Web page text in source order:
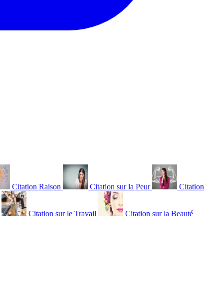
Citation Raison Citation sur la Peur Citation
Citation sur le Travail Citation sur la Beauté